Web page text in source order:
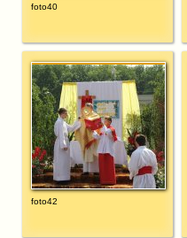
foto40
foto42